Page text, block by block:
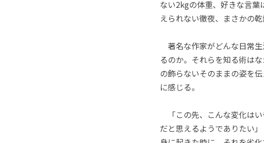
ない2kgの体重、好きな言
えられない徹夜、まさかの乾
著名な作家がどんな日常
るのか。それらを知る術は
の飾らないそのままの姿を
に感じる。
「この先、こんな変化は
だと思えるようでありたい